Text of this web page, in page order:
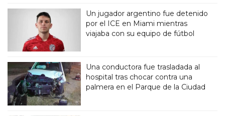
Un jugador argentino fue detenido
por el ICE en Miami mientras
viajaba con su equipo de fútbol
Una conductora fue trasladada al
hospital tras chocar contra una
palmera en el Parque de la Ciudad